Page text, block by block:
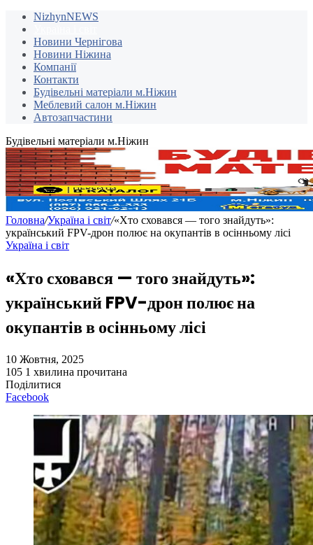
NizhynNEWS
Новини Чернігова
Новини Ніжина
Компанії
Контакти
Будівельні матеріали м.Ніжин
Меблевий салон м.Ніжин
Автозапчастини
Будівельні матеріали м.Ніжин
Головна/Україна і світ/«Хто сховався — того знайдуть»:
український FPV-дрон полює на окупантів в осінньому лісі
Україна і світ
«Хто сховався — того знайдуть»:
український FPV-дрон полює на
окупантів в осінньому лісі
10 Жовтня, 2025
105 1 хвилина прочитана
Поділитися
Facebook